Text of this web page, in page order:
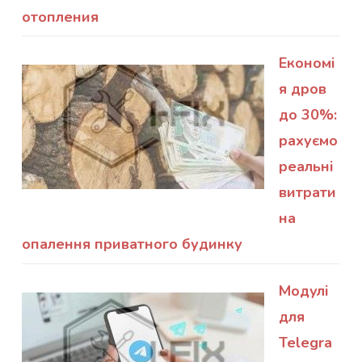
отопления
Економі
я дров
до 30%:
рахуємо
реальні
витрати
на
опалення приватного будинку
Модулі
для
Telegra